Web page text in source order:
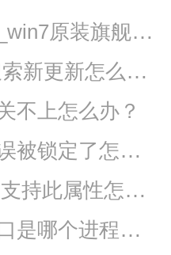
win7旗舰版下载_win7原装旗舰版_win7官方旗舰版64位下载
windows7无法搜索新更新怎么办？
不上怎么办？
win7密码输入错误被锁定了怎么办？
Win7提示对象不支持此属性怎么办？
win7怎么查看端口是哪个进程的？